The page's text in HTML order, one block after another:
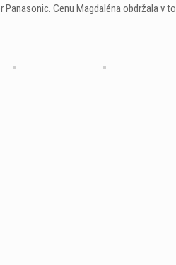
Cenu Magdaléna obdržala v